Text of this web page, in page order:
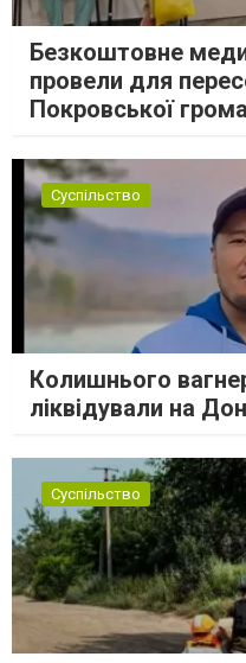
Безкоштовне
провели для
Покровської
Суспільство
Колишнього
ліквідували на
Суспільство